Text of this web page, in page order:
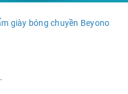
giày bóng chuyền Beyono